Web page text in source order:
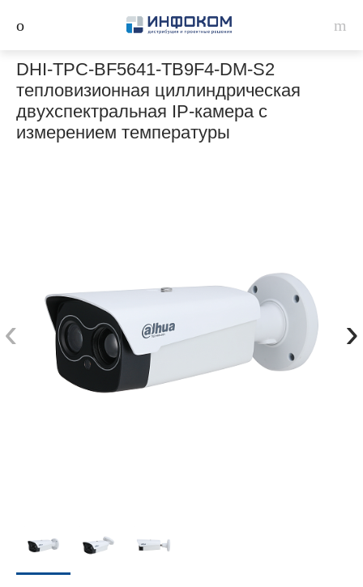
DHI-TPC-BF5641-TB9F4-DM-S2
тепловизионная циллиндрическая
двухспектральная IP-камера с
измерением температуры
‹ ›